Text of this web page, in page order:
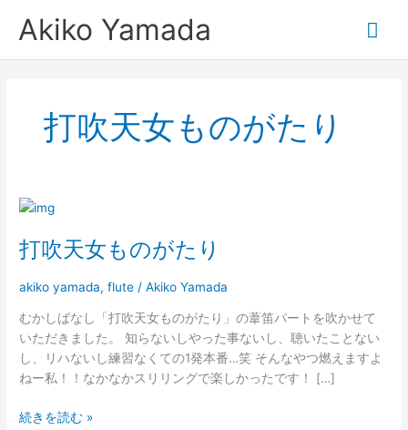
Akiko Yamada
メ
イ
打吹天女ものがたり
打吹天女ものがたり
akiko yamada,flute /Akiko Yamada
むかしばなし「打吹天女ものがたり」の葦笛パートを吹かせて
いただきました。 知らないしやった事ないし、聴いたことない
し、リハないし練習なくての1発本番…笑 そんなやつ燃えますよ
ねー私！！なかなかスリリングで楽しかったです！ […]
打
天
女
も
が
た
り
続きを読む »